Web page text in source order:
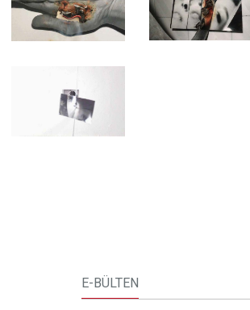
E-BÜLTEN